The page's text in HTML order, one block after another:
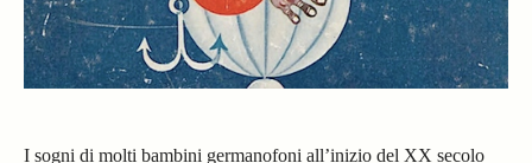
I sogni di molti bambini germanofoni all’inizio del XX secolo